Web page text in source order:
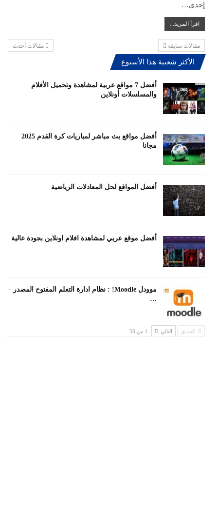
إحدى…
اقرأ المزيد...
مقالات سابقة مقالات أحدث
الأكثر شعبية هذا الأسبوع
أفضل 7 مواقع عربية لمشاهدة وتحميل الأفلام
والمسلسلات أونلاين
أفضل مواقع بث مباشر لمباريات كرة القدم 2025
مجانا
أفضل المواقع لحل المعادلات الرياضية
أفضل موقع عربي لمشاهدة افلام اونلاين بجودة عالية
موودل Moodle! : نظام ادارة التعلم المفتوح المصدر –
…
السابق التالي 1 من 58